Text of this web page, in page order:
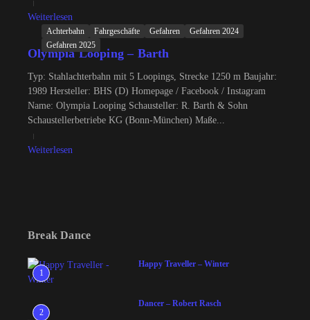
Weiterlesen
Achterbahn Fahrgeschäfte Gefahren
Gefahren 2024
Gefahren 2025
Olympia Looping – Barth
Typ: Stahlachterbahn mit 5 Loopings, Strecke 1250 m Baujahr:
1989 Hersteller: BHS (D) Homepage / Facebook / Instagram
Name: Olympia Looping Schausteller: R. Barth & Sohn
Schaustellerbetriebe KG (Bonn-München) Maße...
Weiterlesen
Break Dance
1
Happy Traveller – Winter
2
Dancer – Robert Rasch